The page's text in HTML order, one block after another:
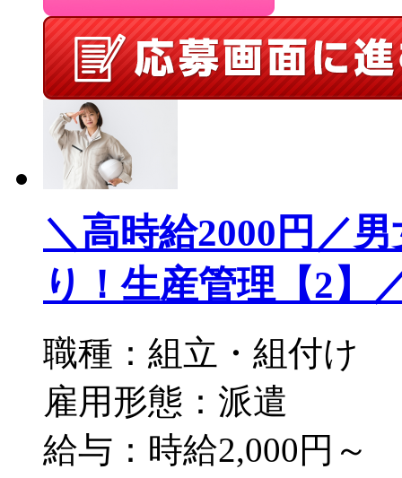
＼高時給2000円／
り！生産管理【2】
職種：組立・組付け
雇用形態：派遣
給与：時給2,000円～